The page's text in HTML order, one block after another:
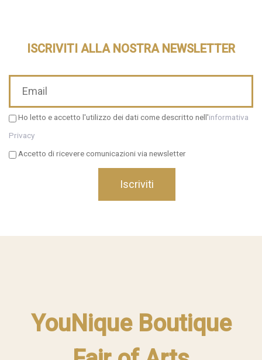
ISCRIVITI ALLA NOSTRA NEWSLETTER
Ho letto e accetto l'utilizzo dei dati come descritto nell'informativa
Privacy
Accetto di ricevere comunicazioni via newsletter
YouNique Boutique